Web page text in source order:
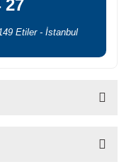
27
Etiler - İstanbul